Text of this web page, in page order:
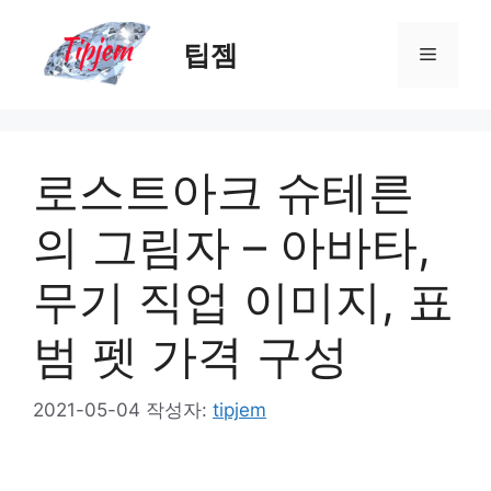
팁젬 메
로스트아크 슈테른
의 그림자 – 아바타,
무기 직업 이미지, 표
범 펫 가격 구성
2021-05-04 작성자: tipjem